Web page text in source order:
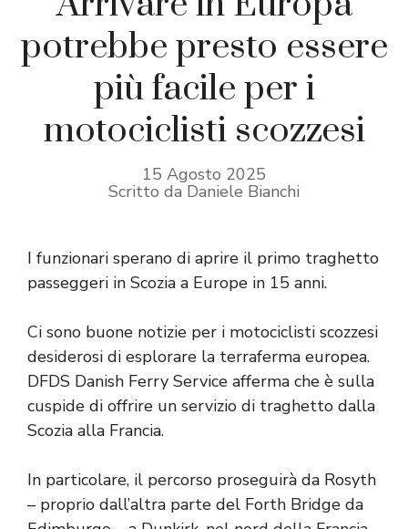
potrebbe presto essere
più facile per i
motociclisti scozzesi
15 Agosto 2025
Scritto da Daniele Bianchi
I funzionari sperano di aprire il primo traghetto
passeggeri in Scozia a Europe in 15 anni.
Ci sono buone notizie per i motociclisti scozzesi
desiderosi di esplorare la terraferma europea.
DFDS Danish Ferry Service afferma che è sulla
cuspide di offrire un servizio di traghetto dalla
Scozia alla Francia.
In particolare, il percorso proseguirà da Rosyth
– proprio dall’altra parte del Forth Bridge da